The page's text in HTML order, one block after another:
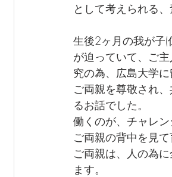
として考えられる
生後2ヶ月の我が子
が迫っていて、ご
究の為、広島大学
ご両親を尊敬され
るお話でした。
働くのが、チャレ
ご両親の背中を見
ご両親は、人の為
ます。